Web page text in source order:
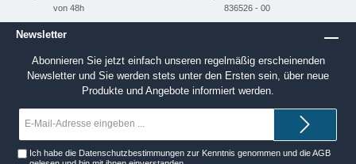
von 48h
836526 - 00
Newsletter
Abonnieren Sie jetzt einfach unseren regelmäßig erscheinenden
Newsletter und Sie werden stets unter den Ersten sein, über neue
Produkte und Angebote informiert werden.
Ich habe die Datenschutzbestimmungen zur Kenntnis genommen und dieAGB